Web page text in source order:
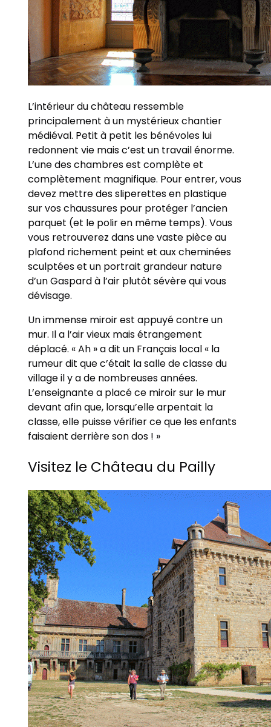
L’intérieur du château ressemble
principalement à un mystérieux chantier
médiéval. Petit à petit les bénévoles lui
redonnent vie mais c’est un travail énorme.
L’une des chambres est complète et
complètement magnifique. Pour entrer, vous
devez mettre des sliperettes en plastique
sur vos chaussures pour protéger l’ancien
parquet (et le polir en même temps). Vous
vous retrouverez dans une vaste pièce au
plafond richement peint et aux cheminées
sculptées et un portrait grandeur nature
d’un Gaspard à l’air plutôt sévère qui vous
dévisage.
Un immense miroir est appuyé contre un
mur. Il a l’air vieux mais étrangement
déplacé. « Ah » a dit un Français local « la
rumeur dit que c’était la salle de classe du
village il y a de nombreuses années.
L’enseignante a placé ce miroir sur le mur
devant afin que, lorsqu’elle arpentait la
classe, elle puisse vérifier ce que les enfants
faisaient derrière son dos ! »
Visitez le Château du Pailly